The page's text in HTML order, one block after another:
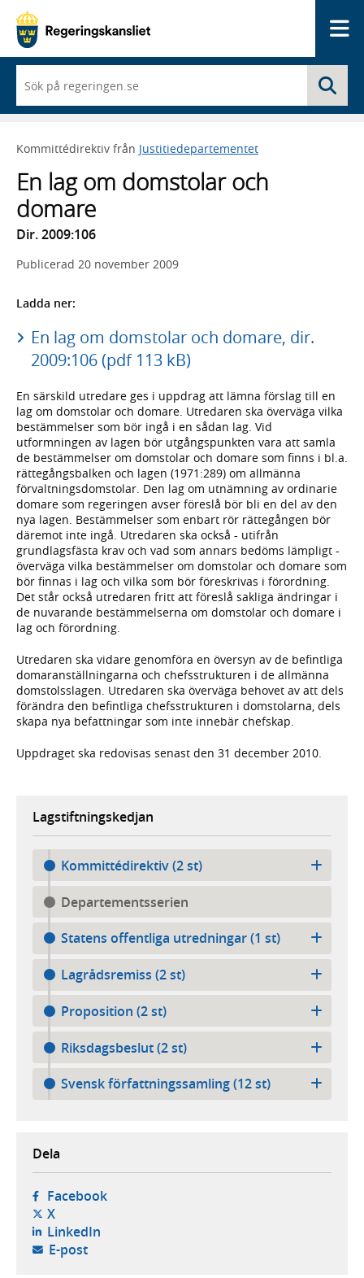
du
börjar
skriva
framträder
lista
med
sökförslag
Kommittédirektiv från Justitiedepartementet
En lag om domstolar och
domare
Dir. 2009:106
Publicerad 20 november 2009
Ladda ner:
En lag om domstolar och domare, dir.
2009:106 (pdf 113 kB)
En särskild utredare ges i uppdrag att lämna förslag till en
lag om domstolar och domare. Utredaren ska överväga vilka
bestämmelser som bör ingå i en sådan lag. Vid
utformningen av lagen bör utgångspunkten vara att samla
de bestämmelser om domstolar och domare som finns i bl.a.
rättegångsbalken och lagen (1971:289) om allmänna
förvaltningsdomstolar. Den lag om utnämning av ordinarie
domare som regeringen avser föreslå bör bli en del av den
nya lagen. Bestämmelser som enbart rör rättegången bör
däremot inte ingå. Utredaren ska också - utifrån
grundlagsfästa krav och vad som annars bedöms lämpligt -
överväga vilka bestämmelser om domstolar och domare som
bör finnas i lag och vilka som bör föreskrivas i förordning.
Det står också utredaren fritt att föreslå sakliga ändringar i
de nuvarande bestämmelserna om domstolar och domare i
lag och förordning.
Utredaren ska vidare genomföra en översyn av de befintliga
domaranställningarna och chefsstrukturen i de allmänna
domstolsslagen. Utredaren ska överväga behovet av att dels
förändra den befintliga chefsstrukturen i domstolarna, dels
skapa nya befattningar som inte innebär chefskap.
Uppdraget ska redovisas senast den 31 december 2010.
Lagstiftningskedjan
Kommittédirektiv (2 st)
Departementsserien
Statens offentliga utredningar (1 st)
Lagrådsremiss (2 st)
Proposition (2 st)
Riksdagsbeslut (2 st)
Svensk författningssamling (12 st)
Dela
Facebook- öppnas i ny flik, extern webbplats,
X- öppnas i ny flik, extern webbplats,
LinkedIn- öppnas i ny flik, extern webbplats,
E-post- öppnar din e-postklient,